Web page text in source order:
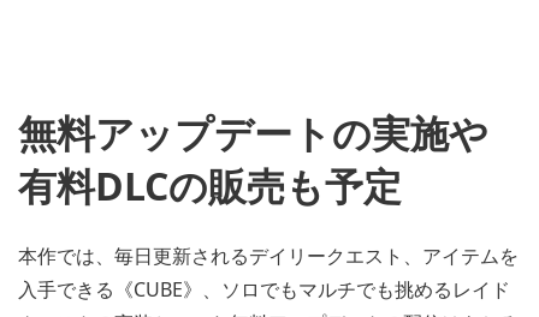
無料アップデートの実施や
有料DLCの販売も予定
本作では、毎日更新されるデイリークエスト、アイテムを
入手できる《CUBE》、ソロでもマルチでも挑めるレイド